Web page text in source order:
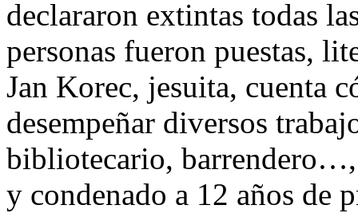
declararon extintas todas
personas fueron puestas,
Jan Korec, jesuita, cuenta
desempeñar diversos
bibliotecario, barrendero…,
y condenado a 12 años de